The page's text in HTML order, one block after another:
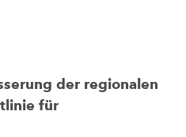
der regionalen
für